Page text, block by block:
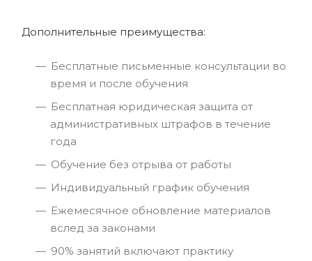
Дополнительные преимущества:
Бесплатные письменные консультации во
время и после обучения
Бесплатная юридическая защита от
административных штрафов в течение
года
Обучение без отрыва от работы
Индивидуальный график обучения
Ежемесячное обновление материалов
вслед за законами
90% занятий включают практику